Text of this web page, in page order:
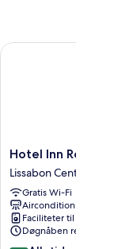
Hotel
Inn
Rossio
Lissabon
Centrum
Hotel Inn Rossio
Lissabon Centrum
Gratis Wi-Fi
Aircondition
Faciliteter til tøjvask
Døgnåben reception
Hotel Inn Rossio